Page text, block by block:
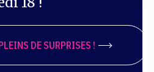
DE SURPRISES !